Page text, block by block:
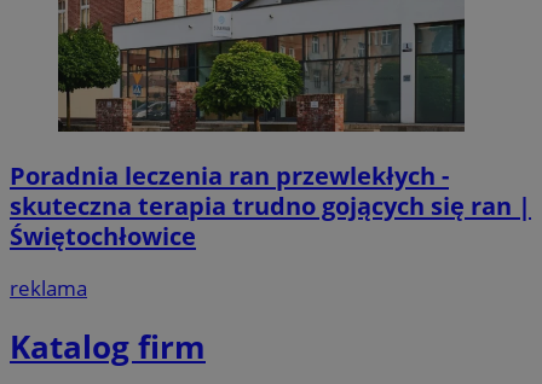
Poradnia leczenia ran przewlekłych -
skuteczna terapia trudno gojących się ran |
Świętochłowice
reklama
Katalog firm